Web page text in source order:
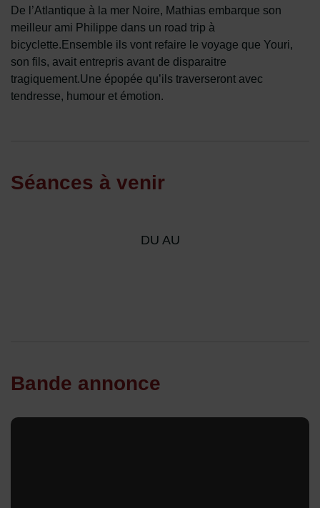
De l’Atlantique à la mer Noire, Mathias embarque son
meilleur ami Philippe dans un road trip à
bicyclette.Ensemble ils vont refaire le voyage que Youri,
son fils, avait entrepris avant de disparaitre
tragiquement.Une épopée qu’ils traverseront avec
tendresse, humour et émotion.
Séances à venir
DU AU
Bande annonce